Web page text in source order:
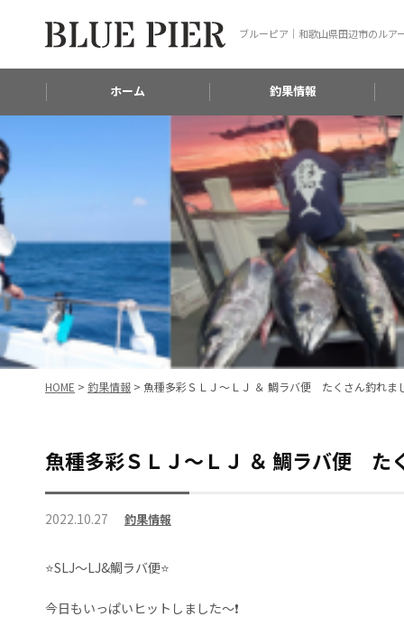
ブルーピア｜和歌山県田辺市のルア
ホーム 釣果情報
HOME > 釣果情報 > 魚種多彩ＳＬＪ～ＬＪ ＆ 鯛ラバ便 たくさん釣れま
魚種多彩ＳＬＪ～ＬＪ ＆ 鯛ラバ便
2022.10.27 釣果情報
⭐SLJ～LJ&鯛ラバ便⭐
今日もいっぱいヒットしました～❗